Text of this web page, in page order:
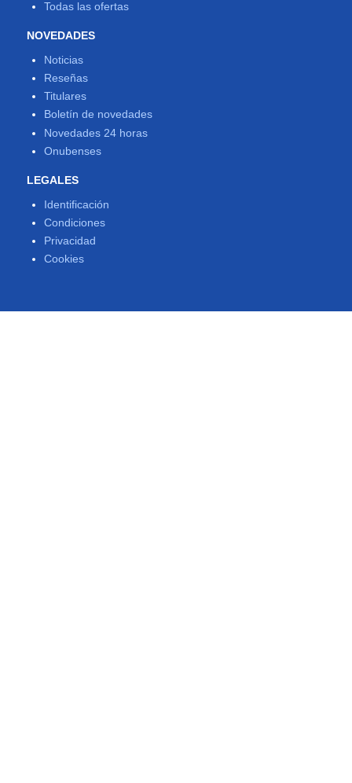
Todas las ofertas
NOVEDADES
Noticias
Reseñas
Titulares
Boletín de novedades
Novedades 24 horas
Onubenses
LEGALES
Identificación
Condiciones
Privacidad
Cookies